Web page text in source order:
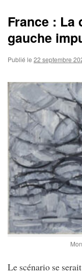
France : La
gauche
Publié le 22 septembre
Le scénario se